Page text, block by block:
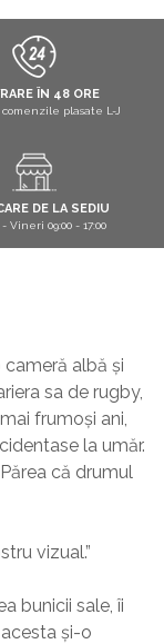
ÎN 48 ORE
plasate L-J
DE LA SEDIU
Vineri 09:00 - 17:00
cameră albă și
sa de rugby,
frumoși ani,
la umăr.
că drumul
vizual.”
bunicii sale, îi
și-o